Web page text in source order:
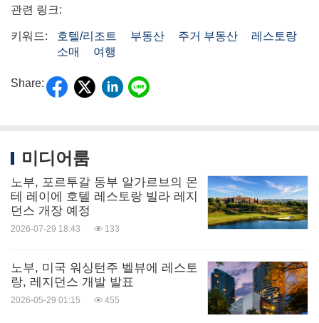
관련 링크:
키워드: 호텔/리조트 부동산 주거 부동산
레스토랑
소매
여행
Share:
미디어룸
노부, 포르투갈 동부 알가르브의 몬
테 레이에 호텔 레스토랑 빌라 레지
던스 개장 예정
2026-07-29 18:43 133
노부, 미국 워싱턴주 벨뷰에 레스토
랑, 레지던스 개발 발표
2026-05-29 01:15 455